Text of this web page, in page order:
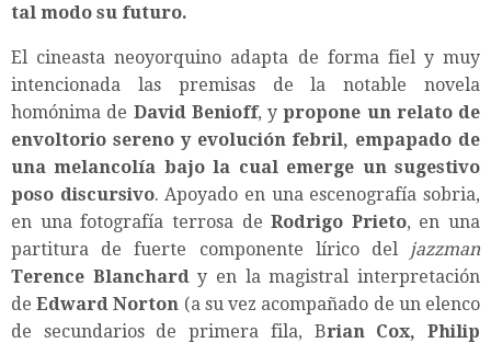
tal modo su futuro.
El cineasta neoyorquino adapta de forma fiel y muy
intencionada las premisas de la notable novela
homónima de David Benioff, ypropone un relato de
envoltorio sereno y evolución febril, empapado de
una melancolía bajo la cual emerge un sugestivo
poso discursivo. Apoyado en una escenografía sobria,
en una fotografía terrosa deRodrigo Prieto, en una
partitura de fuerte componente lírico del
jazzman
Terence Blanchard y en la magistral interpretación
deEdward Norton (a su vez acompañado de un elenco
de secundarios de primera fila, Brian Cox, Philip